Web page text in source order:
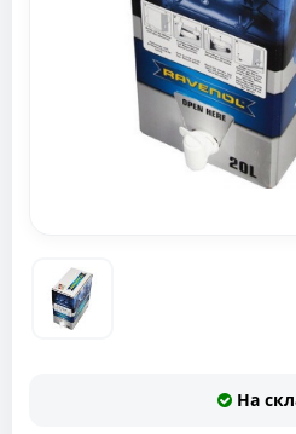
На